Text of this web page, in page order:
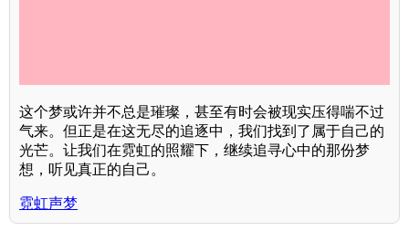
这个梦或许并不总是璀璨，甚至有时会被现实压得喘不过
气来。但正是在这无尽的追逐中，我们找到了属于自己的
光芒。让我们在霓虹的照耀下，继续追寻心中的那份梦
想，听见真正的自己。
霓虹声梦